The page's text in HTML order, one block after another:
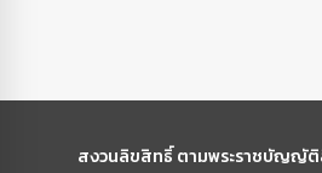
สงวนลิขสิทธิ์ ตามพระราชบัญญั